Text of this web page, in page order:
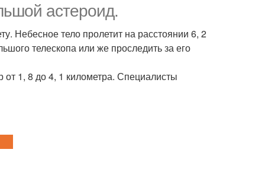
астероид.
Небесное тело пролетит на расстоянии 6, 2
телескопа или же проследить за его
1, 8 до 4, 1 километра. Специалисты